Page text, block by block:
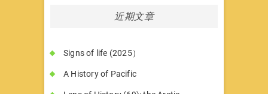
近期文章
Signs of life (2025）
A History of Pacific